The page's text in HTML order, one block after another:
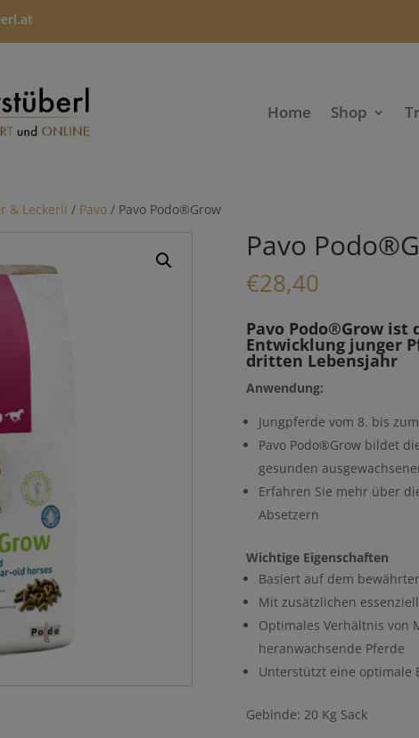
Home Shop
& Leckerli / Pavo / Pavo Podo®Grow
Pavo
€28,40
Pavo Podo®Grow
Entwicklung junger
dritten Lebensjahr
Anwendung:
Jungpferde vom 8. bis
Pavo Podo®Grow bildet
gesunden
Erfahren Sie mehr über
Absetzern
Wichtige Eigenschaften
Basiert auf dem
Mit zusätzlichen
Optimales Verhältnis von
heranwachsende Pferde
Unterstützt eine optimale
Gebinde: 20 Kg Sack